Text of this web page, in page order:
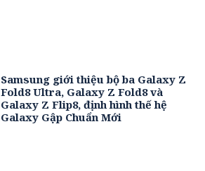
Samsung giới thiệu bộ ba Galaxy Z
Fold8 Ultra, Galaxy Z Fold8 và
Galaxy Z Flip8, định hình thế hệ
Galaxy Gập Chuẩn Mới